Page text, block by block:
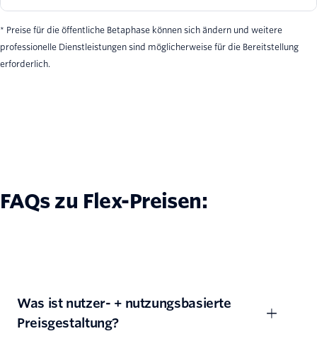
* Preise für die öffentliche Betaphase können sich ändern und weitere
professionelle Dienstleistungen sind möglicherweise für die Bereitstellung
erforderlich.
FAQs zu Flex-Preisen:
Was ist nutzer- + nutzungsbasierte
Preisgestaltung?